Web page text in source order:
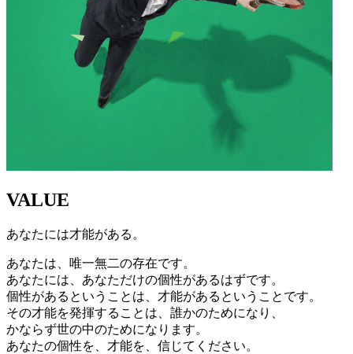
VALUE
あなたには才能がある。
あなたは、唯一無二の存在です。
あなたには、あなただけの個性があるはずです。
個性があるということは、才能があるということです。
その才能を発揮することは、誰かのためになり、
かならず世の中のためになります。
あなたの個性を、才能を、信じてください。